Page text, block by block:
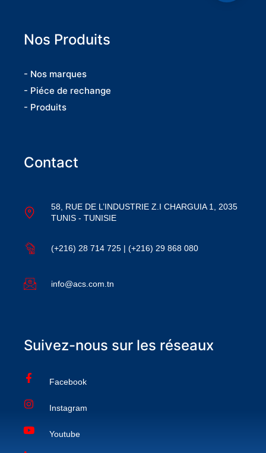
Nos Produits
- Nos marques
- Piéce de rechange
- Produits
Contact
58, RUE DE L’INDUSTRIE Z.I CHARGUIA 1, 2035
TUNIS - TUNISIE
(+216) 28 714 725 | (+216) 29 868 080
info@acs.com.tn
Suivez-nous sur les réseaux
Facebook
Instagram
Youtube